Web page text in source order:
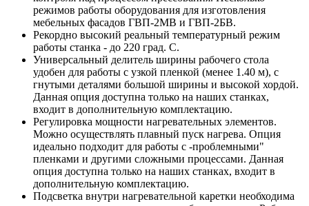
режимов работы оборудования для изготовления
мебельных фасадов ГВП-2МВ и ГВП-2БВ.
Рекордно высокий реальный температурный режим
работы станка - до 220 град. С.
Универсальный делитель ширины рабочего стола
удобен для работы с узкой пленкой (менее 1.40 м), с
гнутыми деталями большой ширины и высокой хордой.
Данная опция доступна только на наших станках,
входит в дополнительную комплектацию.
Регулировка мощности нагревательных элементов.
Можно осуществлять плавный пуск нагрева. Опция
идеально подходит для работы с -проблемными"
пленками и другими сложными процессами. Данная
опция доступна только на наших станках, входит в
дополнительную комплектацию.
Подсветка внутри нагревательной каретки необходима